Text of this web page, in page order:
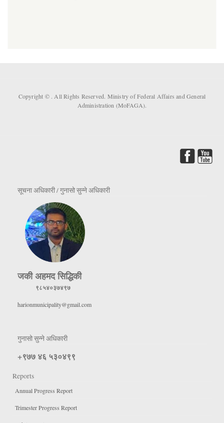
Copyright © . All Rights Reserved. Ministry of Federal Affairs and General
Administration (MoFAGA).
सूचना अधिकारी / गुनासो सुन्ने अधिकारी
जकी अहमद सिद्धिकी
९८५४०३७४९७
harionmunicipality@gmail.com
गुनासो सुन्ने अधिकारी
+९७७ ४६ ५३०४९९
Reports
Annual Progress Report
Trimester Progress Report